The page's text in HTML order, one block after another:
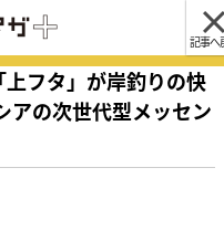
記事へ
フタ」が岸釣りの快
アの次世代型メッセン